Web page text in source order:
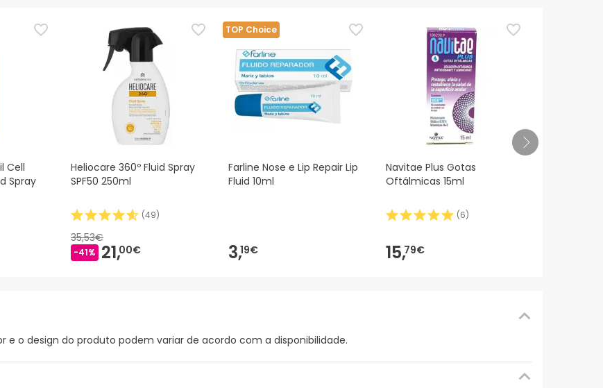
Cell
Spray
Heliocare 360º Fluid Spray
SPF50 250ml
(49)
35,53€
-41% 21,00€
TOP Choice
Farline Nose e Lip Repair Lip
Fluid 10ml
3,19€
Navitae Plus Gotas
Oftálmicas 15ml
(6)
15,79€
e o design do produto podem variar de acordo com a disponibilidade.